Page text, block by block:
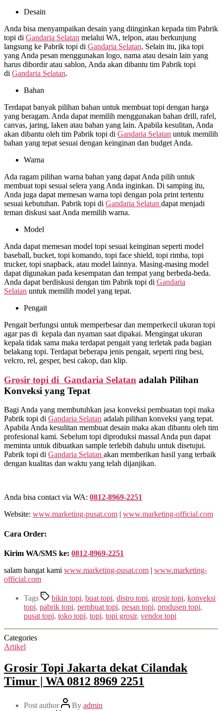
Desain
Anda bisa menyampaikan desain yang diinginkan kepada tim Pabrik
topi di Gandaria Selatan melalui WA, telpon, atau berkunjung
langsung ke Pabrik topi di Gandaria Selatan. Selain itu, jika topi
yang Anda pesan menggunakan logo, nama atau desain lain yang
harus dibordir atau sablon, Anda akan dibantu tim Pabrik topi
di Gandaria Selatan.
Bahan
Terdapat banyak pilihan bahan untuk membuat topi dengan harga
yang beragam. Anda dapat memilih menggunakan bahan drill, rafel,
canvas, jaring, laken atau bahan yang lain. Apabila kesulitan, Anda
akan dibantu oleh tim Pabrik topi di Gandaria Selatan untuk memilih
bahan yang tepat sesuai dengan keinginan dan budget Anda.
Warna
Ada ragam pilihan warna bahan yang dapat Anda pilih untuk
membuat topi sesuai selera yang Anda inginkan. Di samping itu,
Anda juga dapat memesan warna topi dengan pola print tertentu
sesuai kebutuhan. Pabrik topi di Gandaria Selatan dapat menjadi
teman diskusi saat Anda memilih warna.
Model
Anda dapat memesan model topi sesuai keinginan seperti model
baseball, bucket, topi komando, topi face shield, topi rimba, topi
trucker, topi snapback, atau model lainnya. Masing-masing model
dapat digunakan pada kesempatan dan tempat yang berbeda-beda.
Anda dapat berdiskusi dengan tim Pabrik topi di Gandaria
Selatan untuk memilih model yang tepat.
Pengait
Pengait berfungsi untuk memperbesar dan memperkecil ukuran topi
agar pas di kepala dan nyaman saat dipakai. Mengingat ukuran
kepala tidak sama maka terdapat pengait yang terletak pada bagian
belakang topi. Terdapat beberapa jenis pengait, seperti ring besi,
velcro, rel, gesper, besi cakop, dan klip.
Grosir topi di Gandaria Selatan adalah Pilihan
Konveksi yang Tepat
Bagi Anda yang membutuhkan jasa konveksi pembuatan topi maka
Pabrik topi di Gandaria Selatan adalah pilihan konveksi yang tepat.
Apabila Anda kesulitan membuat desain maka akan dibantu oleh tim
profesional kami. Sebelum topi diproduksi massal Anda pun dapat
meminta untuk dibuatkan sample terlebih dahulu untuk disetujui.
Pabrik topi di Gandaria Selatan akan memberikan hasil yang terbaik
dengan kualitas dan waktu yang telah dijanjikan.
Anda bisa contact via WA: 0812-8969-2251
Website: www.marketing-pusat.com | www.marketing-official.com
Cara Order:
Kirim WA/SMS ke: 0812-8969-2251
salam hangat kami www.marketing-pusat.com | www.marketing-
official.com
Tags bikin topi, buat topi, distro topi, grosir topi, konveksi
topi, pabrik topi, pembuat topi, pesan topi, produsen topi,
pusat topi, toko topi, topi, topi grosir, vendor topi
Categories
Artikel
Grosir Topi Jakarta dekat Cilandak
Timur | WA 0812 8969 2251
Post author By admin